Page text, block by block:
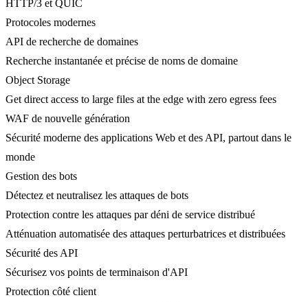
HTTP/3 et QUIC
Protocoles modernes
API de recherche de domaines
Recherche instantanée et précise de noms de domaine
Object Storage
Get direct access to large files at the edge with zero egress fees
WAF de nouvelle génération
Sécurité moderne des applications Web et des API, partout dans le
monde
Gestion des bots
Détectez et neutralisez les attaques de bots
Protection contre les attaques par déni de service distribué
Atténuation automatisée des attaques perturbatrices et distribuées
Sécurité des API
Sécurisez vos points de terminaison d'API
Protection côté client